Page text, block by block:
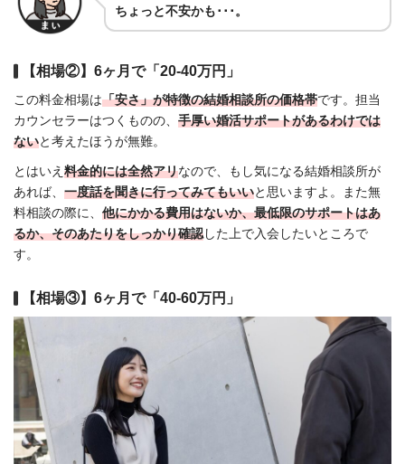
ちょっと不安かも･･･。
【相場②】6ヶ月で「20-40万円」
この料金相場は「安さ」が特徴の結婚相談所の価格帯です。担当
カウンセラーはつくものの、 手厚い婚活サポートがあるわけでは
ないと考えたほうが無難。
とはいえ 料金的には全然アリなので、もし気になる結婚相談所が
あれば、 一度話を聞きに行ってみてもいいと思いますよ。また無
料相談の際に、 他にかかる費用はないか、最低限のサポートはあ
るか、そのあたりをしっかり確認した上で入会したいところで
す。
【相場③】6ヶ月で「40-60万円」